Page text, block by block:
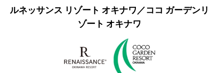
ルネッサンス リゾート オキナワ／ココ ガーデンリ
ゾート オキナワ